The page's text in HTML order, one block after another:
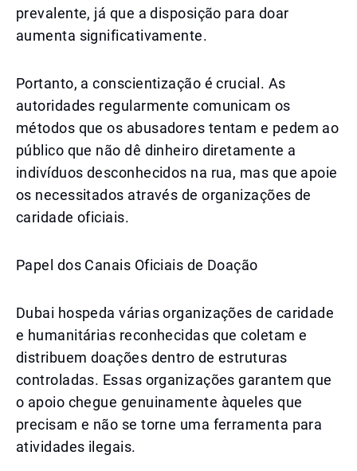
prevalente, já que a disposição para doar
aumenta significativamente.
Portanto, a conscientização é crucial. As
autoridades regularmente comunicam os
métodos que os abusadores tentam e pedem ao
público que não dê dinheiro diretamente a
indivíduos desconhecidos na rua, mas que apoie
os necessitados através de organizações de
caridade oficiais.
Papel dos Canais Oficiais de Doação
Dubai hospeda várias organizações de caridade
e humanitárias reconhecidas que coletam e
distribuem doações dentro de estruturas
controladas. Essas organizações garantem que
o apoio chegue genuinamente àqueles que
precisam e não se torne uma ferramenta para
atividades ilegais.